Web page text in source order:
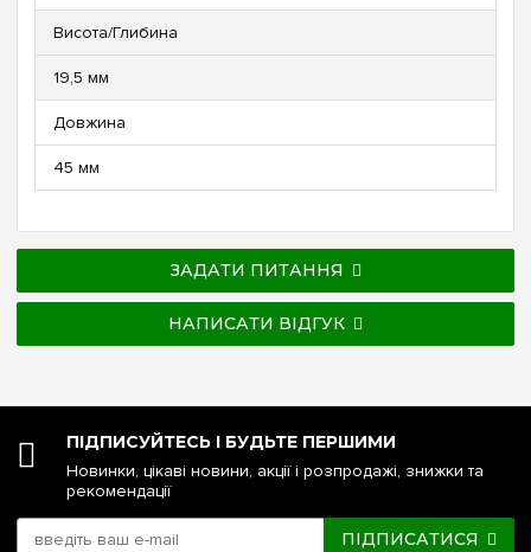
Висота/Глибина
19,5 мм
Довжина
45 мм
ЗАДАТИ ПИТАННЯ
НАПИСАТИ ВІДГУК
ПІДПИСУЙТЕСЬ І БУДЬТЕ ПЕРШИМИ
Новинки, цікаві новини, акції і розпродажі, знижки та
рекомендації
ПІДПИСАТИСЯ